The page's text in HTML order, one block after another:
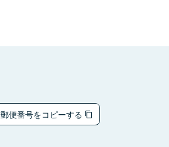
郵便番号をコピーする